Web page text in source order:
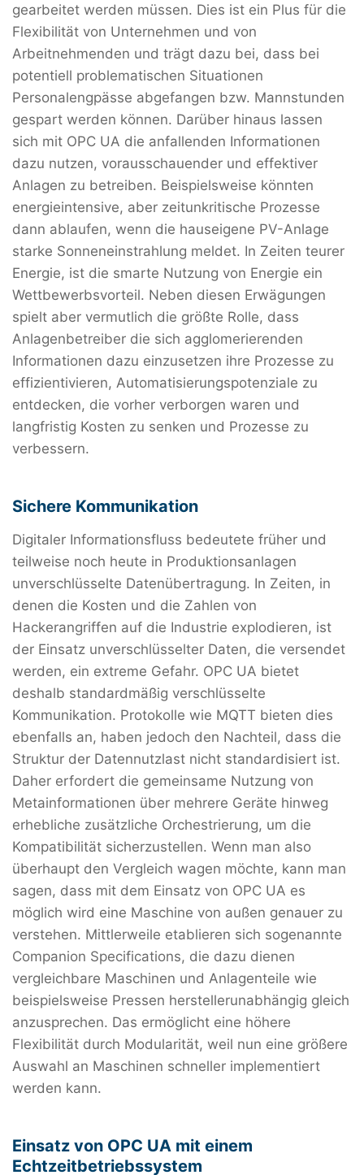
gearbeitet werden müssen. Dies ist ein Plus für die
Flexibilität von Unternehmen und von
Arbeitnehmenden und trägt dazu bei, dass bei
potentiell problematischen Situationen
Personalengpässe abgefangen bzw. Mannstunden
gespart werden können. Darüber hinaus lassen
sich mit OPC UA die anfallenden Informationen
dazu nutzen, vorausschauender und effektiver
Anlagen zu betreiben. Beispielsweise könnten
energieintensive, aber zeitunkritische Prozesse
dann ablaufen, wenn die hauseigene PV-Anlage
starke Sonneneinstrahlung meldet. In Zeiten teurer
Energie, ist die smarte Nutzung von Energie ein
Wettbewerbsvorteil. Neben diesen Erwägungen
spielt aber vermutlich die größte Rolle, dass
Anlagenbetreiber die sich agglomerierenden
Informationen dazu einzusetzen ihre Prozesse zu
effizientivieren, Automatisierungspotenziale zu
entdecken, die vorher verborgen waren und
langfristig Kosten zu senken und Prozesse zu
verbessern.
Sichere Kommunikation
Digitaler Informationsfluss bedeutete früher und
teilweise noch heute in Produktionsanlagen
unverschlüsselte Datenübertragung. In Zeiten, in
denen die Kosten und die Zahlen von
Hackerangriffen auf die Industrie explodieren, ist
der Einsatz unverschlüsselter Daten, die versendet
werden, ein extreme Gefahr. OPC UA bietet
deshalb standardmäßig verschlüsselte
Kommunikation. Protokolle wie MQTT bieten dies
ebenfalls an, haben jedoch den Nachteil, dass die
Struktur der Datennutzlast nicht standardisiert ist.
Daher erfordert die gemeinsame Nutzung von
Metainformationen über mehrere Geräte hinweg
erhebliche zusätzliche Orchestrierung, um die
Kompatibilität sicherzustellen. Wenn man also
überhaupt den Vergleich wagen möchte, kann man
sagen, dass mit dem Einsatz von OPC UA es
möglich wird eine Maschine von außen genauer zu
verstehen. Mittlerweile etablieren sich sogenannte
Companion Specifications, die dazu dienen
vergleichbare Maschinen und Anlagenteile wie
beispielsweise Pressen herstellerunabhängig gleich
anzusprechen. Das ermöglicht eine höhere
Flexibilität durch Modularität, weil nun eine größere
Auswahl an Maschinen schneller implementiert
werden kann.
Einsatz von OPC UA mit einem
Echtzeitbetriebssystem